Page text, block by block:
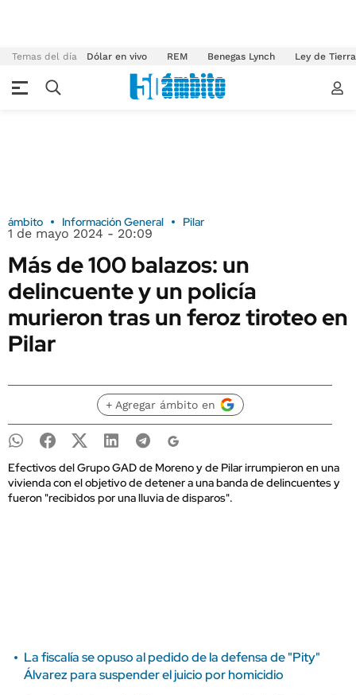
Temas del día Dólar en vivo REM Benegas Lynch Ley de
ámbito Información General Pilar
1 de mayo 2024 - 20:09
Más de 100 balazos: un
delincuente y un policía
murieron tras un feroz tiroteo en
Pilar
+ Agregar ámbito en
Efectivos del Grupo GAD de Moreno y de Pilar irrumpieron en una
vivienda con el objetivo de detener a una banda de delincuentes y
fueron "recibidos por una lluvia de disparos".
La fiscalía se opuso al pedido de la defensa de "Pity"
Álvarez para suspender el juicio por homicidio